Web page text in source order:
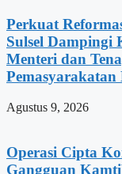
Perkuat
Sulsel
Menteri dan
Pemasyarakatan
Agustus 9, 2026
Operasi Cipta
Gangguan